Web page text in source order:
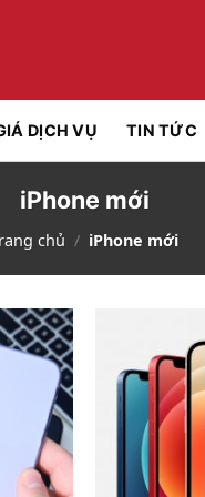
DỊCH VỤ TIN TỨC
iPhone mới
chủ / iPhone mới